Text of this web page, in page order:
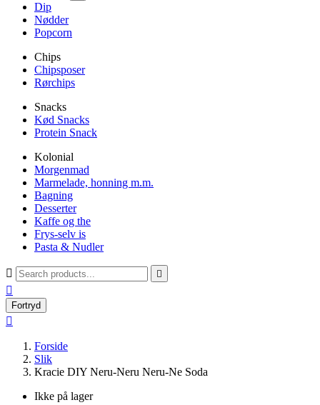
Dip
Nødder
Popcorn
Chips
Chipsposer
Rørchips
Snacks
Kød Snacks
Protein Snack
Kolonial
Morgenmad
Marmelade, honning m.m.
Bagning
Desserter
Kaffe og the
Frys-selv is
Pasta & Nudler
 

Fortryd

Forside
Slik
Kracie DIY Neru-Neru Neru-Ne Soda
Ikke på lager